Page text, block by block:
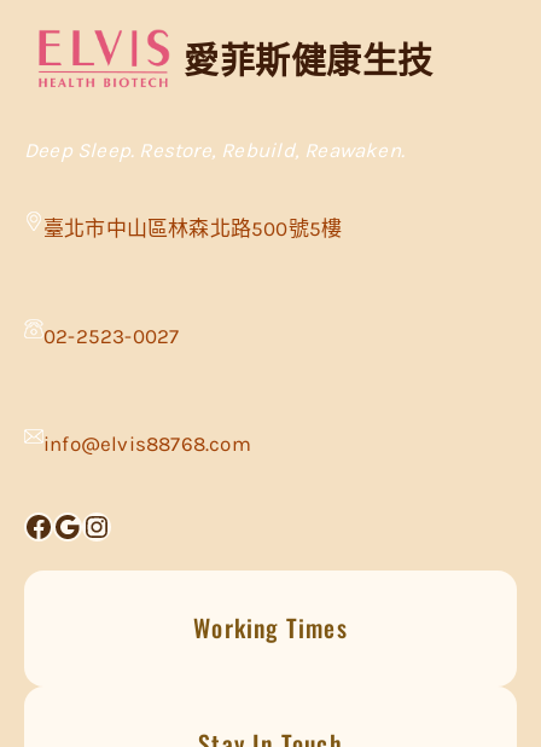
愛菲斯健康生技
Deep Sleep. Restore, Rebuild, Reawaken.
臺北市中山區林森北路500號5樓
02-2523-0027
info@elvis88768.com
Facebook Google Instagram
Working Times